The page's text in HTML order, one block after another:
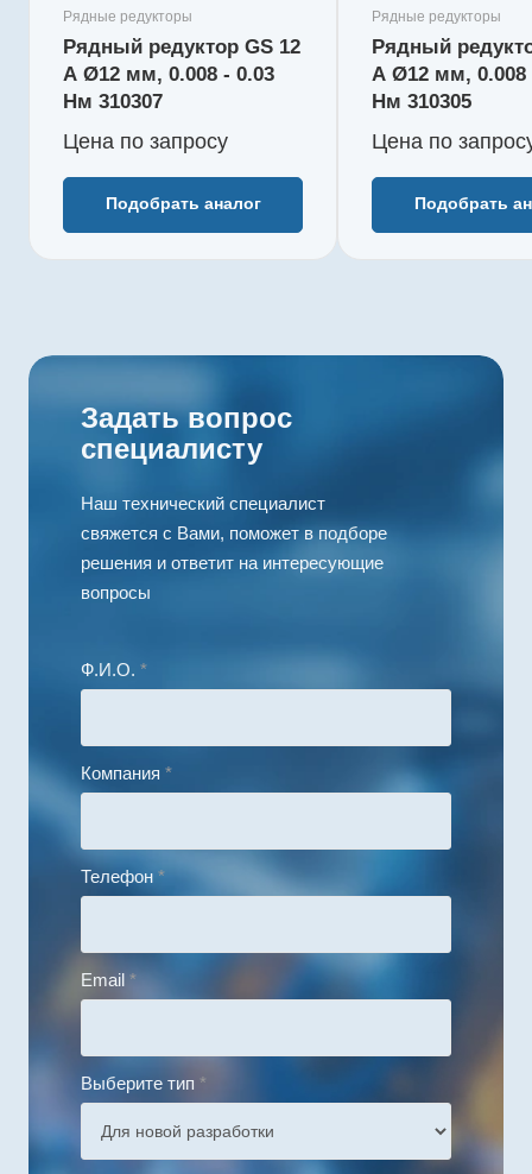
Рядные редукторы
Рядный редуктор GS 12
A Ø12 мм, 0.008 - 0.03
Нм 310307
Цена по запросу
Подобрать аналог
момент, Нм
Редукция
31 : 1
73
Длина редуктора L1, мм
12
-15...+100
Рядные редукторы
Рядный
A Ø12 мм, 0.008
Нм 310305
Цена по запр
Подобрать
момент, Нм
Редукция
22 : 1
73
Длина
12
-15...+100
Задать вопрос
специалисту
Наш технический специалист
свяжется с Вами, поможет в подборе
решения и ответит на интересующие
вопросы
Ф.И.О. *
Компания *
Телефон *
Email *
Выберите тип *